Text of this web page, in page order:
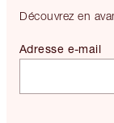
Découvrez en
Adresse e-mail